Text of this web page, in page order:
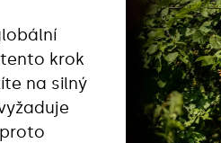
krok
na silný